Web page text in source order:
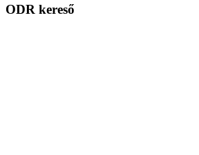
ODR kereső